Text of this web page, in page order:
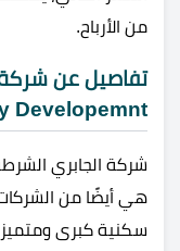
من الأرباح.
Developemnt
شركة الجابري
هي أيضًا من الشركات
سكنية كبرى